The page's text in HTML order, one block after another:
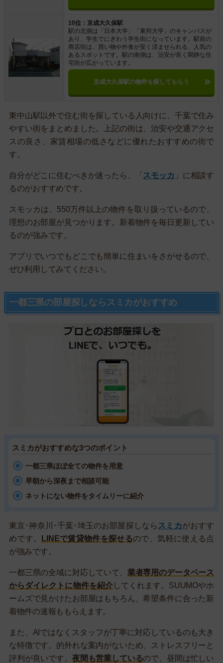
10位：京成大久保駅
駅の北側は「日本大学」「東邦大学」のキャンパスが
あり、学生でにぎわう学生街になっています。駅前の
商店街は、買い物や外食が安く済ませられる、人気の
あるスポットです。駅の南側は、治安が良く閑静な住
宅街が広がっています。
京成大久保駅の物件を探してもらう
東中山駅以外で住む街を探している人向けに、千葉で住み
やすい街をまとめました。上記の街は、治安や交通アクセ
スの良さ、家賃相場の低さなどに優れたおすすめの街で
す。
自分がどこに住むべきか迷ったら、「 スモッカ 」に相談す
るのがおすすめです。
スモッカは、550万件以上の物件を取り扱っているので、
理想のお部屋が見つかります。新着物件を毎日更新してい
るのが強みです。
アプリでいつでもどこでも簡単に住まいをさがせるので、
ぜひ利用してみてください。
一都三県の部屋探しならスミカがおすすめ
スミカがおすすめな3つのポイント
一都三県ほぼ全ての物件を用意
早朝から深夜まで相談可能
ネットにない物件をタイムリーに紹介
東京･神奈川･千葉･埼玉のお部屋探しなら スミカがおすす
めです。
LINEで賃貸物件を探せるので、気軽に使える点
が強みです。
一都三県の全域に対応していて、 業者専用のデータベース
からダイレクトに物件を紹介してくれます。SUUMOやホ
ームズで見かけたお部屋はもちろん、希望条件に合った新
着物件の速報ももらえます。
また、AIではなくスタッフが丁寧に対応しているのも大き
な特徴です。的外れな案内がないため、ストレスフリーと
評判が良いです。 夜間も営業しているので、昼間は忙しい